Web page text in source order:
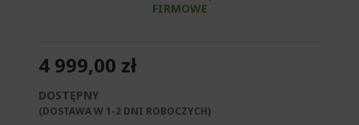
FIRMOWE
4 999,00 zł
DOSTĘPNY
(DOSTAWA W 1-2 DNI ROBOCZYCH)​